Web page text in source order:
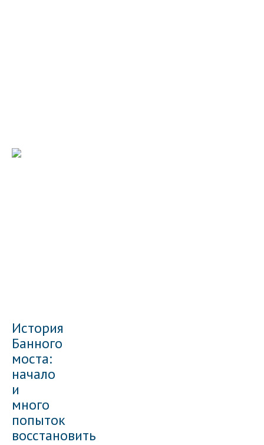
История
Банного
моста:
начало
и
много
попыток
восстановить